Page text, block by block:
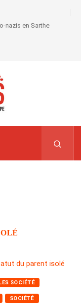
nazis en Sarthe
SOCIÉTÉ
SOCIÉTÉ